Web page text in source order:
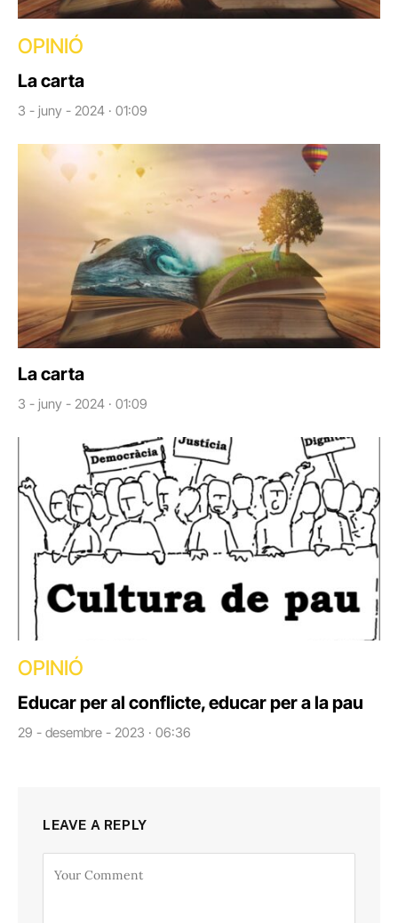
OPINIÓ
La carta
3 - juny - 2024 · 01:09
La carta
3 - juny - 2024 · 01:09
OPINIÓ
Educar per al conflicte, educar per a la pau
29 - desembre - 2023 · 06:36
LEAVE A REPLY